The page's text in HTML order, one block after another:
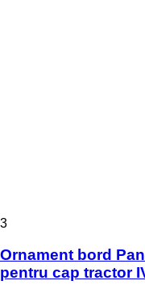
3
Ornament bord
pentru cap tractor